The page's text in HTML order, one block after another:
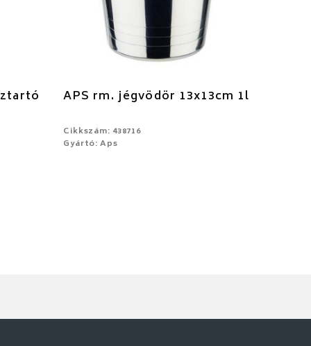
APS rm. jégvödör 13x13cm 1l
Cikkszám: 438716
Gyártó: Aps